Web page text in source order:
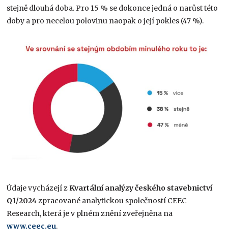
stejně dlouhá doba. Pro 15 % se dokonce jedná o narůst této
doby a pro necelou polovinu naopak o její pokles (47 %).
Údaje vycházejí z Kvartální analýzy českého stavebnictví
Q1/2024zpracované analytickou společností CEEC
Research, která je v plném znění zveřejněna na
www.ceec.eu.